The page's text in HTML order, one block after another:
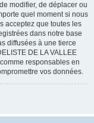
modifier, de déplacer ou
quel moment si nous
acceptez que toutes les
dans notre base
diffusées à une tierce
DE LA VALLEE
responsables en
vos données.